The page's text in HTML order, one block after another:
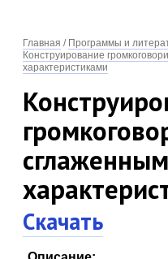
Главная / Программы и
Конструирование
характеристиками
Скачать